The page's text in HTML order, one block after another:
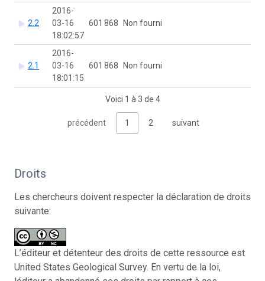
2.2
2016-
03-16
18:02:57
601 868 Non fourni
2.1
2016-
03-16
18:01:15
601 868 Non fourni
Voici 1 à 3 de 4
précédent 1 2 suivant
Droits
Les chercheurs doivent respecter la déclaration de droits
suivante:
L’éditeur et détenteur des droits de cette ressource est
United States Geological Survey. En vertu de la loi,